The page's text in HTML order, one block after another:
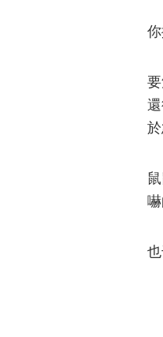
嚇